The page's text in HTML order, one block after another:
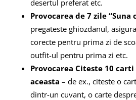
desertul preferat etc.
Provocarea de 7 zile “Suna
pregateste ghiozdanul,
corecte pentru prima zi de
outfit-ul pentru prima zi etc.
Provocarea Citeste 10
aceasta – de ex., citeste o
dintr-un cuvant, o carte